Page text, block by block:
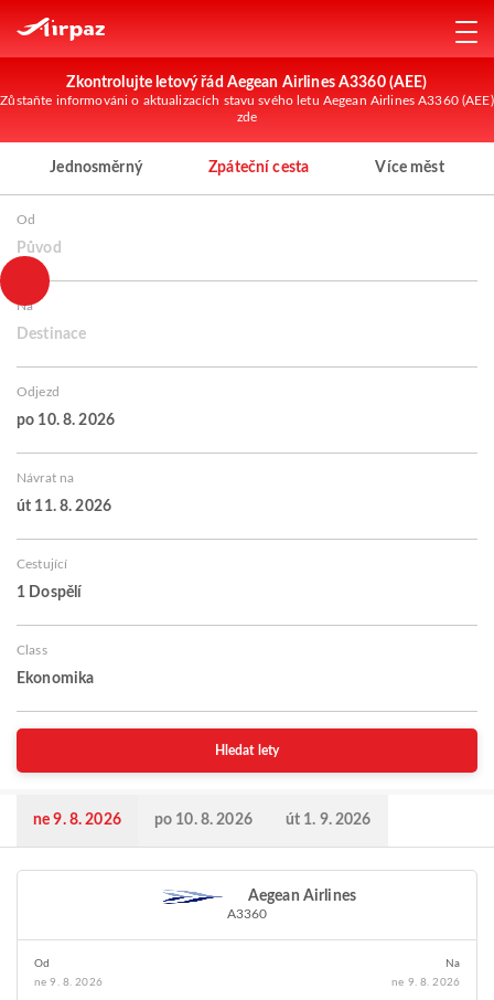
Zkontrolujte letový řád Aegean Airlines A3360 (AEE)
Zůstaňte informováni o aktualizacích stavu svého letu Aegean Airlines A3360 (AEE)
zde
Jednosměrný Zpáteční cesta Více měst
Od
Původ
Na
Destinace
Odjezd
po 10. 8. 2026
Návrat na
út 11. 8. 2026
Cestující
1 Dospělí
Class
Ekonomika
Hledat lety
ne 9. 8. 2026 po 10. 8. 2026 út 1. 9. 2026
Aegean Airlines
A3360
Od
ne 9. 8. 2026
Na
ne 9. 8. 2026